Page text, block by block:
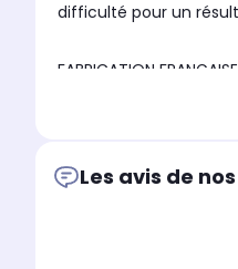
difficulté pour un
FABRICATION
Les avis de